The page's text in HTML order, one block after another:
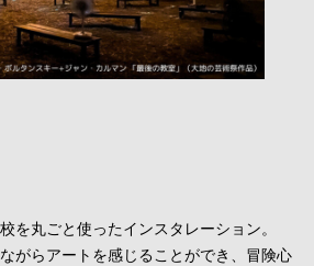
を丸ごと使ったインスタレーション。
がらアートを感じることができ、冒険心